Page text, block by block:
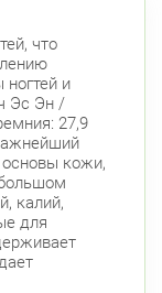
что
ногтей и
Эс Эн /
27,9
основы кожи,
калий,
для